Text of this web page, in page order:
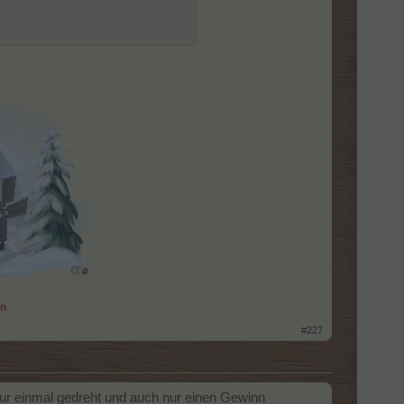
#227
einmal gedreht und auch nur einen Gewinn